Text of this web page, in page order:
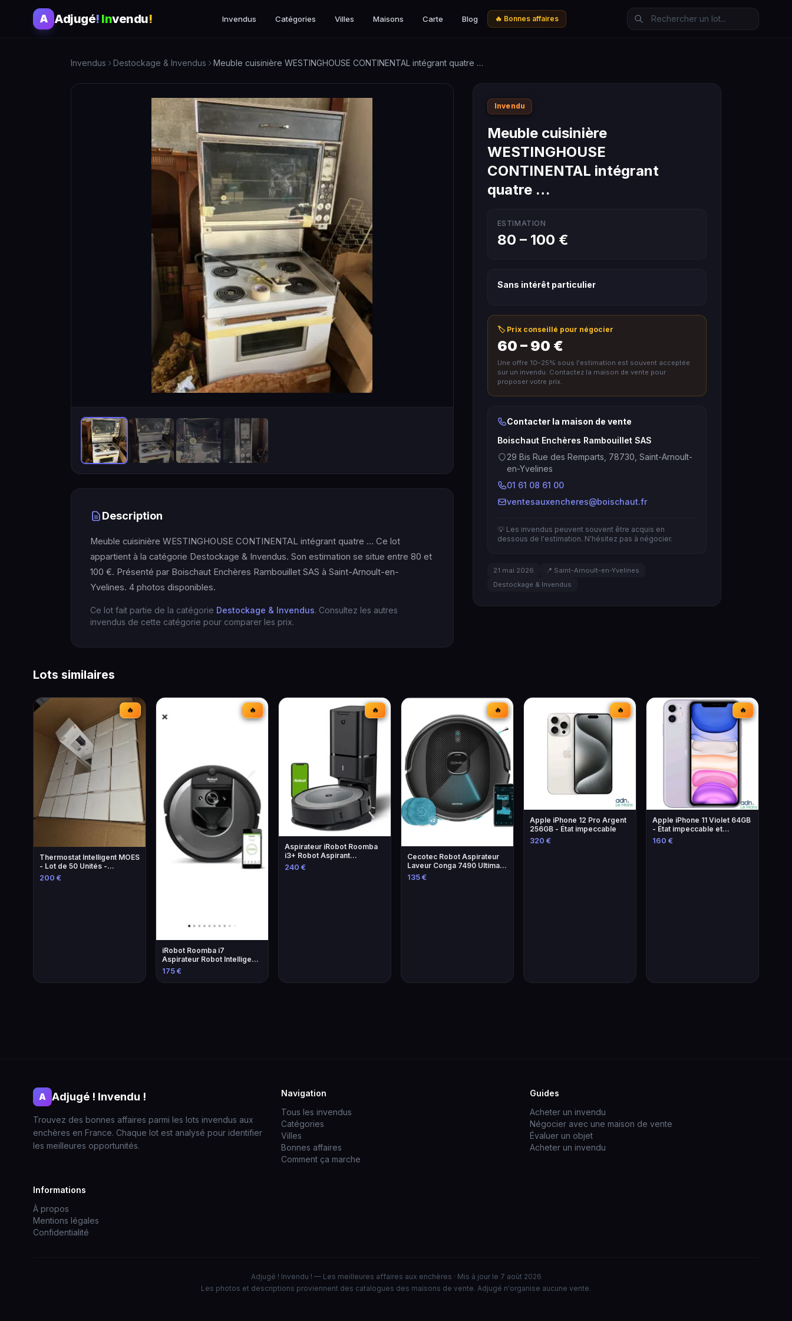
A Adjugé! Invendu! Invendus Catégories Villes Maisons Carte Blog 🔥 Bonnes affaires
Invendus Destockage & Invendus Meuble cuisinière WESTINGHOUSE CONTINENTAL intégrant quatre …
Description
Meuble cuisinière WESTINGHOUSE CONTINENTAL intégrant quatre … Ce lot
appartient à la catégorie Destockage & Invendus. Son estimation se situe entre 80 et
100 €. Présenté par Boischaut Enchères Rambouillet SAS à Saint-Arnoult-en-
Yvelines. 4 photos disponibles.
Ce lot fait partie de la catégorie Destockage & Invendus. Consultez les autres
invendus de cette catégorie pour comparer les prix.
Invendu
Meuble cuisinière
WESTINGHOUSE
CONTINENTAL intégrant
quatre …
ESTIMATION
80 – 100 €
Sans intérêt particulier
🏷️ Prix conseillé pour négocier
60 – 90 €
Une offre 10–25% sous l'estimation est souvent acceptée
sur un invendu. Contactez la maison de vente pour
proposer votre prix.
Contacter la maison de vente
Boischaut Enchères Rambouillet SAS
29 Bis Rue des Remparts, 78730, Saint-Arnoult-
en-Yvelines
01 61 08 61 00
ventesauxencheres@boischaut.fr
💡 Les invendus peuvent souvent être acquis en
dessous de l'estimation. N'hésitez pas à négocier.
21 mai 2026
📍 Saint-Arnoult-en-Yvelines
Destockage & Invendus
Lots similaires
🔥
Thermostat Intelligent MOES
- Lot de 50 Unités -
Économie d'Énergie
200 €
🔥
iRobot Roomba i7
Aspirateur Robot Intelligent
avec Navigation Avancée
175 €
🔥
Aspirateur iRobot Roomba
i3+ Robot Aspirant
Autonome
240 €
🔥
Cecotec Robot Aspirateur
Laveur Conga 7490 Ultimate
Home
135 €
🔥
Apple iPhone 12 Pro Argent
256GB - État impeccable
320 €
🔥
Apple iPhone 11 Violet 64GB
- État impeccable et
performant
160 €
A Adjugé ! Invendu !
Trouvez des bonnes affaires parmi les lots invendus aux
enchères en France. Chaque lot est analysé pour identifier
les meilleures opportunités.
Navigation
Tous les invendus
Catégories
Villes
Bonnes affaires
Comment ça marche
Guides
Acheter un invendu
Négocier avec une maison de vente
Évaluer un objet
Acheter un invendu
Informations
À propos
Mentions légales
Confidentialité
Adjugé ! Invendu ! — Les meilleures affaires aux enchères · Mis à jour le 7 août 2026
Les photos et descriptions proviennent des catalogues des maisons de vente. Adjugé n'organise aucune vente.